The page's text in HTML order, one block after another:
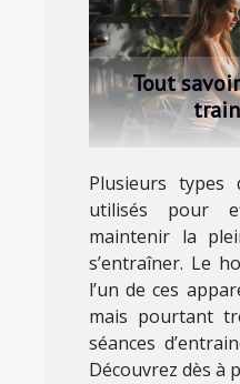
Tout
Plusieurs types
utilisés pour
maintenir la
s’entraîner. Le
l’un de ces
mais pourtant
séances
Découvrez dès à